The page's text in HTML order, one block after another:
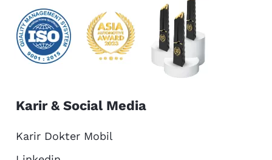
Karir & Social Media
Karir Dokter Mobil